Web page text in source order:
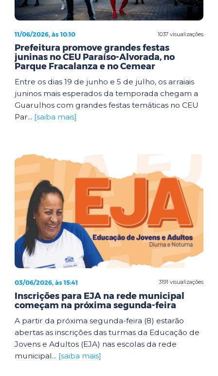
1037 visualizações
11/06/2026, às 10:10
Prefeitura promove grandes festas
juninas no CEU Paraíso-Alvorada, no
Parque Fracalanza e no Cemear
Entre os dias 19 de junho e 5 de julho, os arraiais
juninos mais esperados da temporada chegam a
Guarulhos com grandes festas temáticas no CEU
Par... [saiba mais]
3191 visualizações
03/06/2026, às 15:41
Inscrições para EJA na rede municipal
começam na próxima segunda-feira
A partir da próxima segunda-feira (8) estarão
abertas as inscrições das turmas da Educação de
Jovens e Adultos (EJA) nas escolas da rede
municipal... [saiba mais]